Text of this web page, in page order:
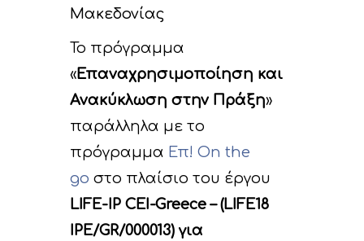
Μακεδονίας
Το πρόγραμμα
«Επαναχρησιμοποίηση και
Ανακύκλωση στην Πράξη»
παράλληλα με το
πρόγραμμα Επ! On the
go στο πλαίσιο του έργου
LIFE-IP CEI-Greece – (LIFE18
IPE/GR/000013) για